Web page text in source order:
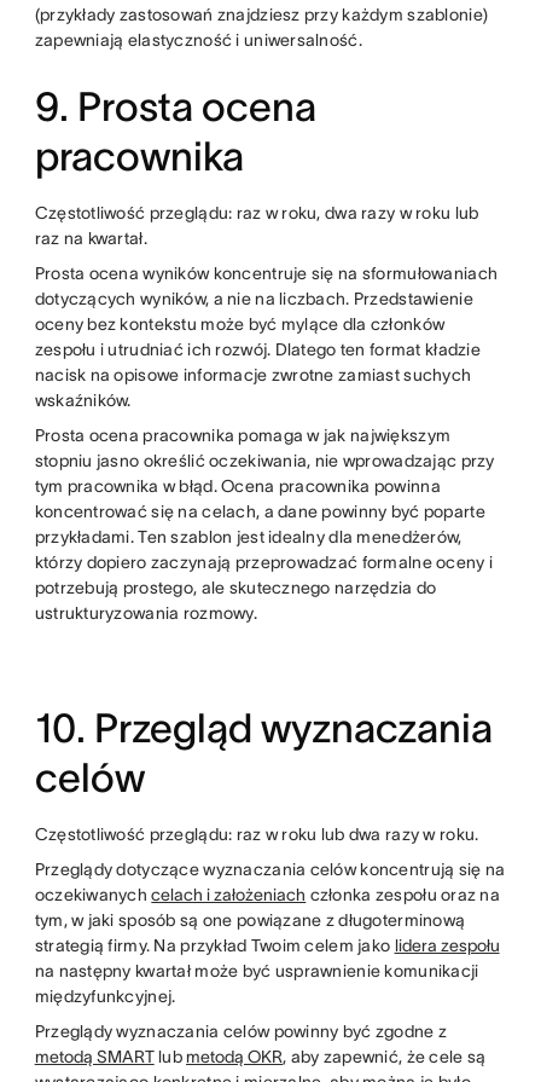
(przykłady zastosowań znajdziesz przy każdym szablonie)
zapewniają elastyczność i uniwersalność.
9. Prosta ocena
pracownika
Częstotliwość przeglądu: raz w roku, dwa razy w roku lub
raz na kwartał.
Prosta ocena wyników koncentruje się na sformułowaniach
dotyczących wyników, a nie na liczbach. Przedstawienie
oceny bez kontekstu może być mylące dla członków
zespołu i utrudniać ich rozwój. Dlatego ten format kładzie
nacisk na opisowe informacje zwrotne zamiast suchych
wskaźników.
Prosta ocena pracownika pomaga w jak największym
stopniu jasno określić oczekiwania, nie wprowadzając przy
tym pracownika w błąd. Ocena pracownika powinna
koncentrować się na celach, a dane powinny być poparte
przykładami. Ten szablon jest idealny dla menedżerów,
którzy dopiero zaczynają przeprowadzać formalne oceny i
potrzebują prostego, ale skutecznego narzędzia do
ustrukturyzowania rozmowy.
10. Przegląd wyznaczania
celów
Częstotliwość przeglądu: raz w roku lub dwa razy w roku.
Przeglądy dotyczące wyznaczania celów koncentrują się na
oczekiwanychcelach i założeniach członka zespołu oraz na
tym, w jaki sposób są one powiązane z długoterminową
strategią firmy. Na przykład Twoim celem jako lidera zespołu
na następny kwartał może być usprawnienie komunikacji
międzyfunkcyjnej.
Przeglądy wyznaczania celów powinny być zgodne z
metodą SMARTlub metodą OKR, aby zapewnić, że cele są